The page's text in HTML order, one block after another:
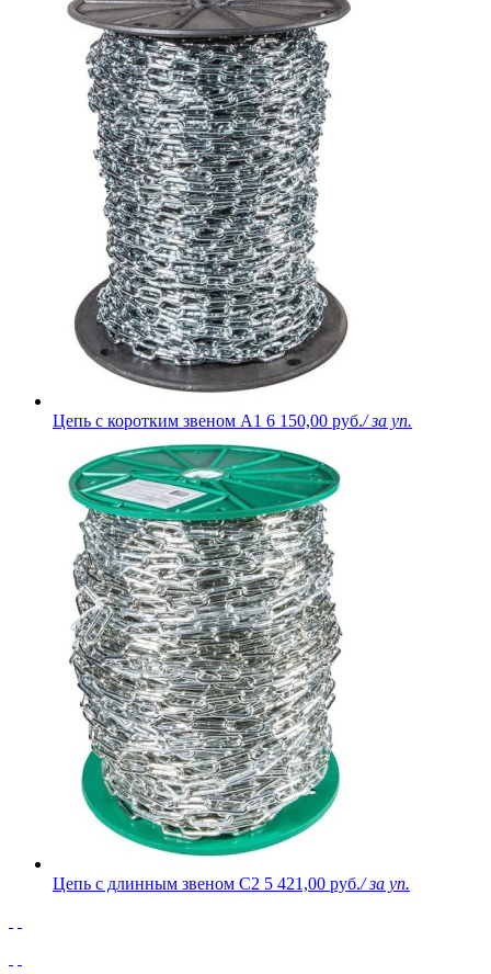
Цепь с коротким звеном A1 6 150,00 руб./ за уп.
Цепь с длинным звеном C2 5 421,00 руб./ за уп.